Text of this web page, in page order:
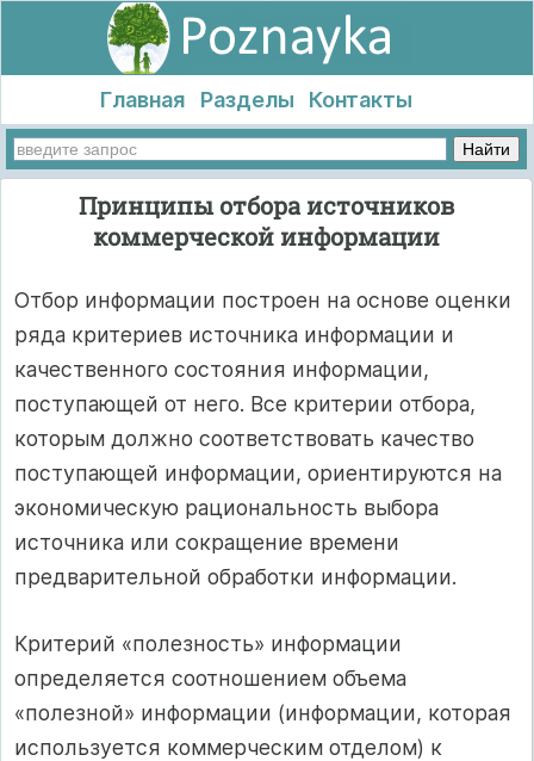
Главная Разделы Контакты
Принципы отбора источников
коммерческой информации
Отбор информации построен на основе оценки
ряда критериев источника информации и
качественного состояния информации,
поступающей от него. Все критерии отбора,
которым должно соответствовать качество
поступающей информации, ориентируются на
экономическую рациональность выбора
источника или сокращение времени
предварительной обработки информации.
Критерий «полезность» информации
определяется соотношением объема
«полезной» информации (информации, которая
используется коммерческим отделом) к